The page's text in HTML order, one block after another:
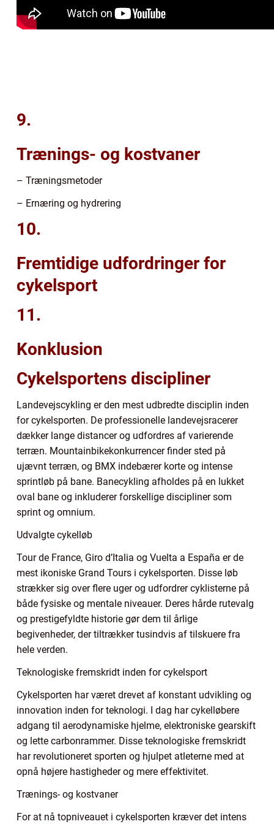
9.
Trænings- og kostvaner
– Træningsmetoder
– Ernæring og hydrering
10.
Fremtidige udfordringer for
cykelsport
11.
Konklusion
Cykelsportens discipliner
Landevejscykling er den mest udbredte disciplin inden
for cykelsporten. De professionelle landevejsracerer
dækker lange distancer og udfordres af varierende
terræn. Mountainbikekonkurrencer finder sted på
ujævnt terræn, og BMX indebærer korte og intense
sprintløb på bane. Banecykling afholdes på en lukket
oval bane og inkluderer forskellige discipliner som
sprint og omnium.
Udvalgte cykelløb
Tour de France, Giro d’Italia og Vuelta a España er de
mest ikoniske Grand Tours i cykelsporten. Disse løb
strækker sig over flere uger og udfordrer cyklisterne på
både fysiske og mentale niveauer. Deres hårde rutevalg
og prestigefyldte historie gør dem til årlige
begivenheder, der tiltrækker tusindvis af tilskuere fra
hele verden.
Teknologiske fremskridt inden for cykelsport
Cykelsporten har været drevet af konstant udvikling og
innovation inden for teknologi. I dag har cykelløbere
adgang til aerodynamiske hjelme, elektroniske gearskift
og lette carbonrammer. Disse teknologiske fremskridt
har revolutioneret sporten og hjulpet atleterne med at
opnå højere hastigheder og mere effektivitet.
Trænings- og kostvaner
For at nå topniveauet i cykelsporten kræver det intens